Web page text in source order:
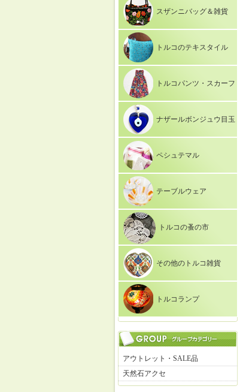
スザンニバッグ＆雑貨
トルコのテキスタイル
トルコパンツ・スカーフ
ナザールボンジュウ目玉
ペシュテマル
テーブルウェア
トルコの蚤の市
その他のトルコ雑貨
トルコランプ
アウトレット・SALE品
天然石アクセ